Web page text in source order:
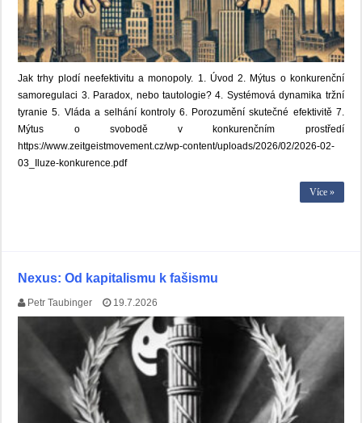
Jak trhy plodí neefektivitu a monopoly. 1. Úvod 2. Mýtus o konkurenční
samoregulaci 3. Paradox, nebo tautologie? 4. Systémová dynamika tržní
tyranie 5. Vláda a selhání kontroly 6. Porozumění skutečné efektivitě 7.
Mýtus o svobodě v konkurenčním prostředí
https://www.zeitgeistmovement.cz/wp-content/uploads/2026/02/2026-02-
03_Iluze-konkurence.pdf
Více »
Nexus: Od kapitalismu k fašismu
Petr Taubinger 19.7.2026